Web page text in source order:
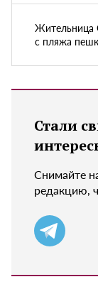
Жительница
с пляжа
Стали
Снимайте
редакцию,